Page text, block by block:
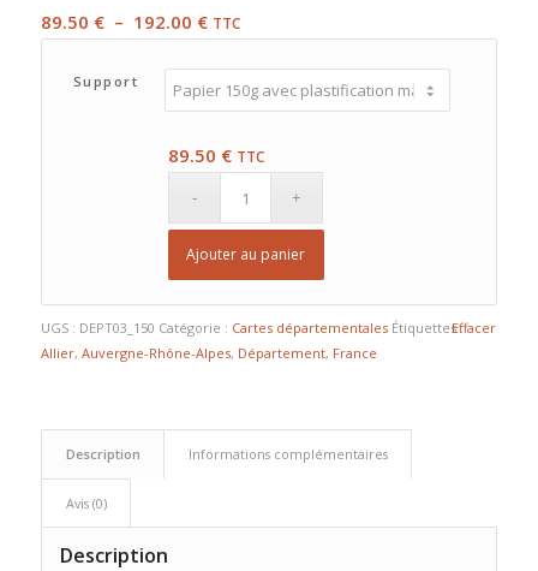
89.50 € – 192.00 €Plage
89.50 €
192.00 €
TTC
Support
Effacer
89.50 € TTC
Ajouter au panier
UGS : DEPT03_150 Catégorie : Cartes départementales Étiquettes :
Allier, Auvergne-Rhône-Alpes, Département, France
Description Informations complémentaires
Avis (0)
Description